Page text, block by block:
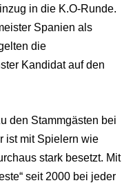
in die K.O-Runde.
Spanien als
die
Kandidat auf den
den Stammgästen bei
ist mit Spielern wie
stark besetzt. Mit
seit 2000 bei jeder